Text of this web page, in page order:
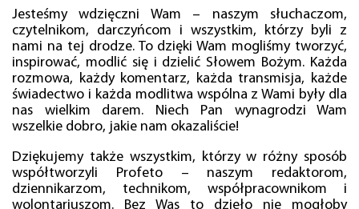
Jesteśmy wdzięczni Wam – naszym słuchaczom,
czytelnikom, darczyńcom i wszystkim, którzy byli z
nami na tej drodze. To dzięki Wam mogliśmy tworzyć,
inspirować, modlić się i dzielić Słowem Bożym. Każda
rozmowa, każdy komentarz, każda transmisja, każde
świadectwo i każda modlitwa wspólna z Wami były dla
nas wielkim darem. Niech Pan wynagrodzi Wam
wszelkie dobro, jakie nam okazaliście!
Dziękujemy także wszystkim, którzy w różny sposób
współtworzyli Profeto – naszym redaktorom,
dziennikarzom, technikom, współpracownikom i
wolontariuszom. Bez Was to dzieło nie mogłoby